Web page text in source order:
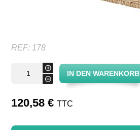
REF: 178
-
rectangle
Menge
+
IN DEN WARENKORB
120,58€ TTC